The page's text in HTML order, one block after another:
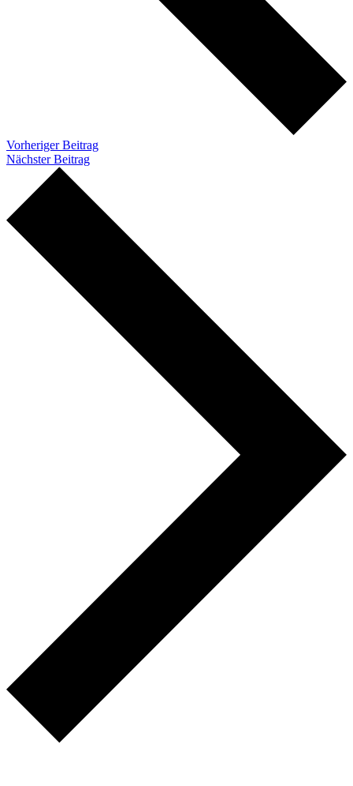
Vorheriger Beitrag
Nächster Beitrag